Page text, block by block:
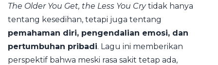
The Older You Get, the Less You Crytidak hanya
tentang kesedihan, tetapi juga tentang
pemahaman diri, pengendalian emosi, dan
pertumbuhan pribadi. Lagu ini memberikan
perspektif bahwa meski rasa sakit tetap ada,